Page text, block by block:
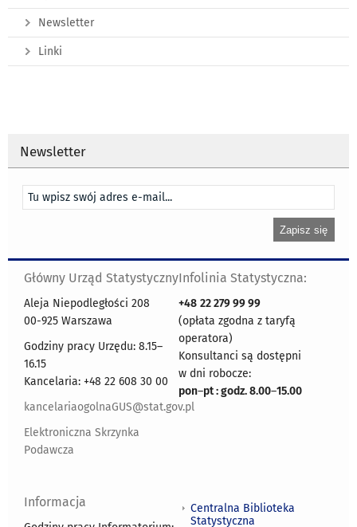
Newsletter
Linki
Newsletter
Główny Urząd Statystyczny
Aleja Niepodległości 208
00-925 Warszawa
Godziny pracy Urzędu: 8.15–
16.15
Kancelaria: +48 22 608 30 00
kancelariaogolnaGUS@stat.gov.pl
Elektroniczna Skrzynka
Podawcza
Infolinia Statystyczna:
+48 22 279 99 99
(opłata zgodna z taryfą
operatora)
Konsultanci są dostępni
w dni robocze:
pon–pt : godz. 8.00–15.00
Informacja
Centralna Biblioteka
Statystyczna